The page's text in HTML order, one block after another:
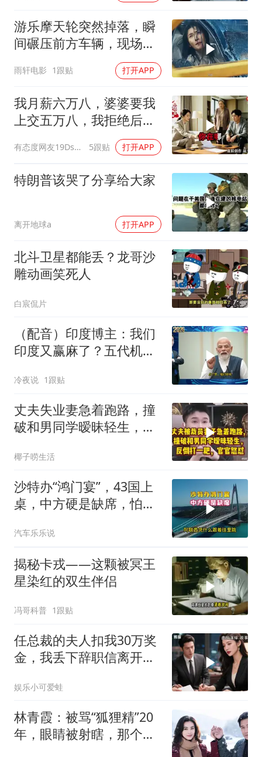
游乐摩天轮突然掉落，瞬
间碾压前方车辆，现场状
雨轩电影 1跟贴 打开APP
我月薪六万八，婆婆要我
上交五万八，我拒绝后她
换了门锁，12天后我决意
离婚
有态度网友19Dsym 5跟贴 打开APP
特朗普该哭了分享给大家
离开地球a 打开APP
北斗卫星都能丢？龙哥沙
雕动画笑死人
白宸侃片
（配音）印度博主：我们
印度又赢麻了？五代机还
贴上了，欧洲还排着队求
合作
冷夜说 1跟贴
丈夫失业妻急着跑路，撞
破和男同学暧昧轻生，反
椰子唠生活
沙特办“鸿门宴”，43国上
桌，中方硬是缺席，怕得
汽车乐乐说
揭秘卡戎——这颗被冥王
星染红的双生伴侣
冯哥科普 1跟贴
任总裁的夫人扣我30万奖
金，我丢下辞职信离开，
你签约
娱乐小可爱蛙
林青霞：被骂“狐狸精”20
年，眼睛被射瞎，那个男